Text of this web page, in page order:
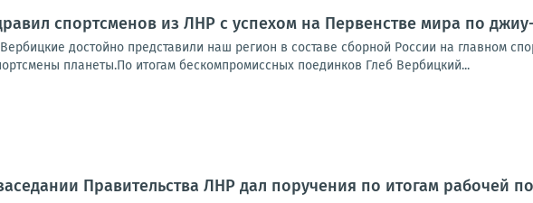
спортсменов из ЛНР с успехом на Первенстве мира по
достойно представили наш регион в составе сборной России на главном
планеты.По итогам бескомпромиссных поединков Глеб Вербицкий...
Правительства ЛНР дал поручения по итогам рабочей